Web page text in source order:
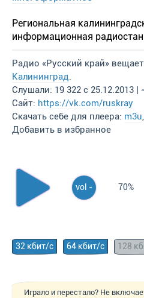
Региональная
информационная
Радио «Русский край»
Калининград.
Слушали: 19 322 с 25.12.2013 |
Сайт: https://vk.com/ruskray
Скачать себе для плеера: m3u,
Добавить в избранное
vol - 70%
32 кбит/с 64 кбит/с 128
Играло и перестало? Не